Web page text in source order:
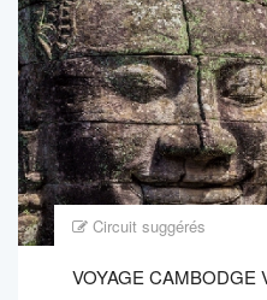
Circuit suggérés
VOYAGE CAMBODGE